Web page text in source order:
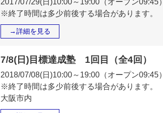
2017/07/29(日)10:00～19:00（オープン09:45）
※終了時間は多少前後する場合があります。
→詳細を見る
7/8(日)目標達成塾 1回目（全4回）
2018/07/08(日)10:00～19:00（オープン09:45）
※終了時間は多少前後する場合があります。
大阪市内